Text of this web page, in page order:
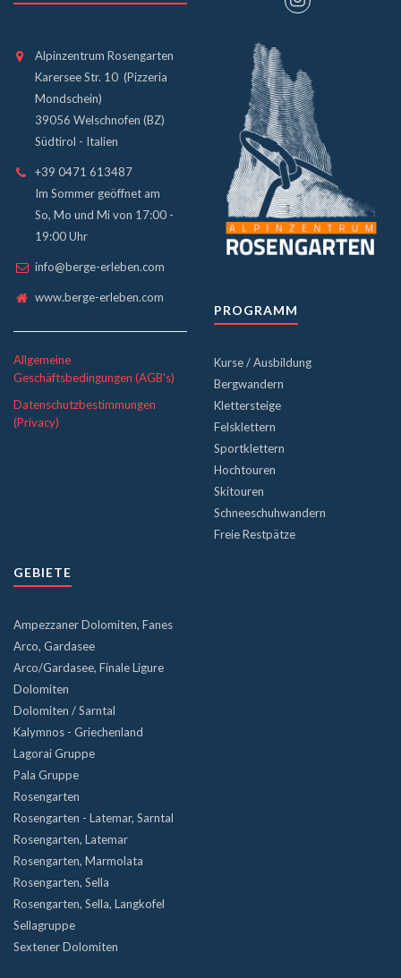
Alpinzentrum Rosengarten
Karersee Str. 10 (Pizzeria
Mondschein)
39056 Welschnofen (BZ)
Südtirol - Italien
+39 0471 613487
Im Sommer geöffnet am
So, Mo und Mi von 17:00 -
19:00 Uhr
info@berge-erleben.com
www.berge-erleben.com
Allgemeine
Geschäftsbedingungen (AGB's)
Datenschutzbestimmungen
(Privacy)
PROGRAMM
Kurse / Ausbildung
Bergwandern
Klettersteige
Felsklettern
Sportklettern
Hochtouren
Skitouren
Schneeschuhwandern
Freie Restpätze
GEBIETE
Ampezzaner Dolomiten, Fanes
Arco, Gardasee
Arco/Gardasee, Finale Ligure
Dolomiten
Dolomiten / Sarntal
Kalymnos - Griechenland
Lagorai Gruppe
Pala Gruppe
Rosengarten
Rosengarten - Latemar, Sarntal
Rosengarten, Latemar
Rosengarten, Marmolata
Rosengarten, Sella
Rosengarten, Sella, Langkofel
Sellagruppe
Sextener Dolomiten